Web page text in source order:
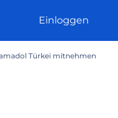
Einloggen
Türkei mitnehmen